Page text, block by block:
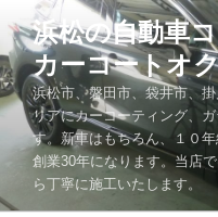
ン
テ
ン
ツ
キ
浜松の自動車
カーコートオ
浜松市、磐田市、袋井市、
リアにカーコーティング、
す。新車はもちろん、１０
創業30年になります。当店
ら丁寧に施工いたします。